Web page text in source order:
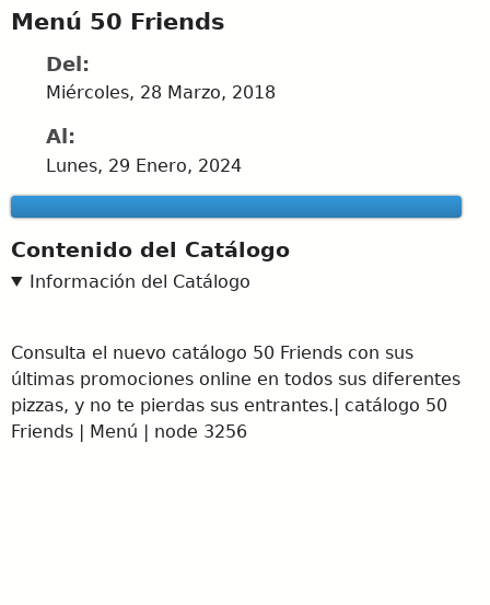
Menú 50 Friends
Del:
Miércoles, 28 Marzo, 2018
Al:
Lunes, 29 Enero, 2024
Contenido del Catálogo
Información del Catálogo
Consulta el nuevo catálogo 50 Friends con sus
últimas promociones online en todos sus diferentes
pizzas, y no te pierdas sus entrantes.| catálogo 50
Friends | Menú | node 3256